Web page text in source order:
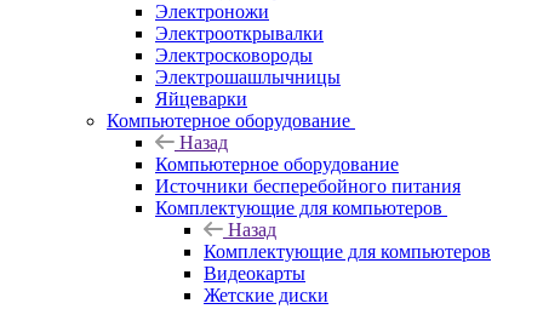
Электроножи
Электрооткрывалки
Электросковороды
Электрошашлычницы
Яйцеварки
Компьютерное оборудование
Назад
Компьютерное оборудование
Источники бесперебойного питания
Комплектующие для компьютеров
Назад
Комплектующие для компьютеров
Видеокарты
Жетские диски